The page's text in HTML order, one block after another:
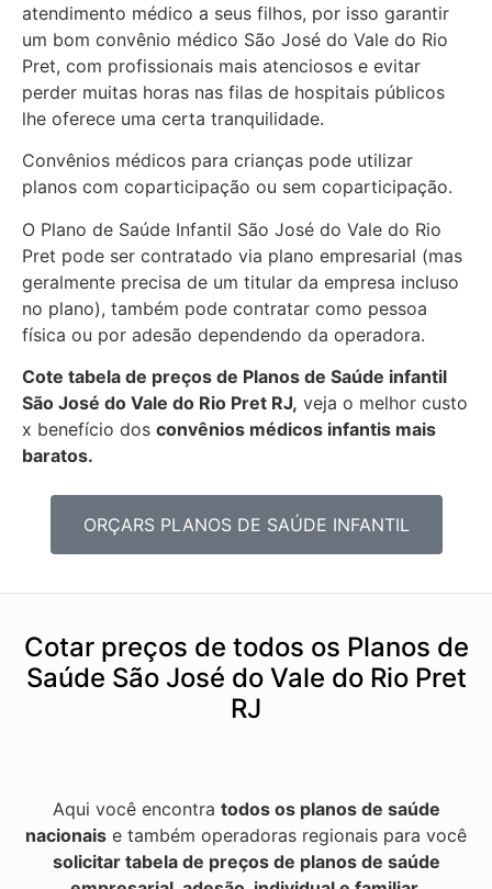
atendimento médico a seus filhos, por isso garantir
um bom convênio médico São José do Vale do Rio
Pret, com profissionais mais atenciosos e evitar
perder muitas horas nas filas de hospitais públicos
lhe oferece uma certa tranquilidade.
Convênios médicos para crianças pode utilizar
planos com coparticipação ou sem coparticipação.
O Plano de Saúde Infantil São José do Vale do Rio
Pret pode ser contratado via plano empresarial (mas
geralmente precisa de um titular da empresa incluso
no plano), também pode contratar como pessoa
física ou por adesão dependendo da operadora.
Cote tabela de preços de Planos de Saúde infantil
São José do Vale do Rio Pret RJ, veja o melhor custo
x benefício dos convênios médicos infantis mais
baratos.
ORÇARS PLANOS DE SAÚDE INFANTIL
Cotar preços de todos os Planos de
Saúde São José do Vale do Rio Pret
RJ
Aqui você encontra todos os planos de saúde
nacionais e também operadoras regionais para você
solicitar tabela de preços de planos de saúde